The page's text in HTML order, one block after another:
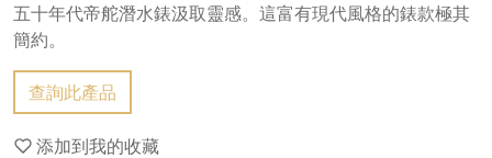
五十年代帝舵潛水錶汲取靈感。這富有現代風格的錶款極其
簡約。
查詢此產品
添加到我的收藏